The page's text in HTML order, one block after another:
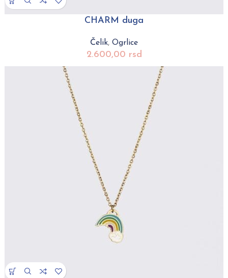
CHARM duga
Čelik, Ogrlice
2.600,00 rsd